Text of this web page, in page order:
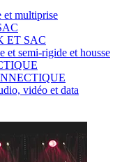
et multiprise
ET SAC
et semi-rigide et housse
vidéo et data